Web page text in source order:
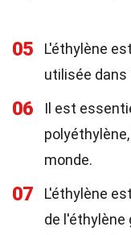
05
L'éthylène
utilisée
06
Il est
monde.
07
L'éthylène
de